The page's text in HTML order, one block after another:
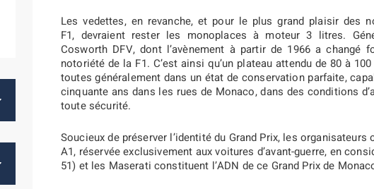
Les vedettes, en revanche, et pour le plus grand plaisir des
F1, devraient rester les monoplaces à moteur 3 litres.
Cosworth DFV, dont l’avènement à partir de 1966 a changé
notoriété de la F1. C’est ainsi qu’un plateau attendu de 80 à
toutes généralement dans un état de conservation parfaite,
cinquante ans dans les rues de Monaco, dans des conditions
toute sécurité.
Soucieux de préserver l’identité du Grand Prix, les
A1, réservée exclusivement aux voitures d’avant-guerre, en
51) et les Maserati constituent l’ADN de ce Grand Prix de